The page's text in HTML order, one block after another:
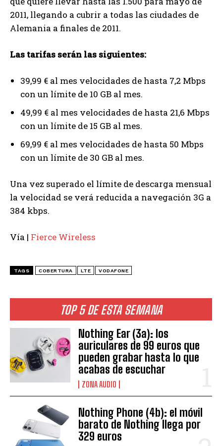
TOP 5 DE ESTA SEMANA
Nothing Ear (3a): los
auriculares de 99 euros que
pueden grabar hasta lo que
acabas de escuchar
ZONA AUDIO
Nothing Phone (4b): el móvil
barato de Nothing llega por
329 euros
2011, llegando a cubrir a todas las ciudades de
Alemania a finales de 2011.
Las tarifas serán las siguientes:
39,99 € al mes velocidades de hasta 7,2 Mbps
con un límite de 10 GB al mes.
49,99 € al mes velocidades de hasta 21,6 Mbps
con un límite de 15 GB al mes.
69,99 € al mes velocidades de hasta 50 Mbps
con un límite de 30 GB al mes.
Una vez superado el límite de descarga mensual
la velocidad se verá reducida a navegación 3G a
384 kbps.
Vía | Fierce Wireless
TAGS COBERTURA LTE VODAFONE